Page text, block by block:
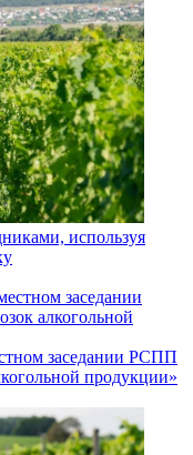
используя
заседании РСПП
продукции»